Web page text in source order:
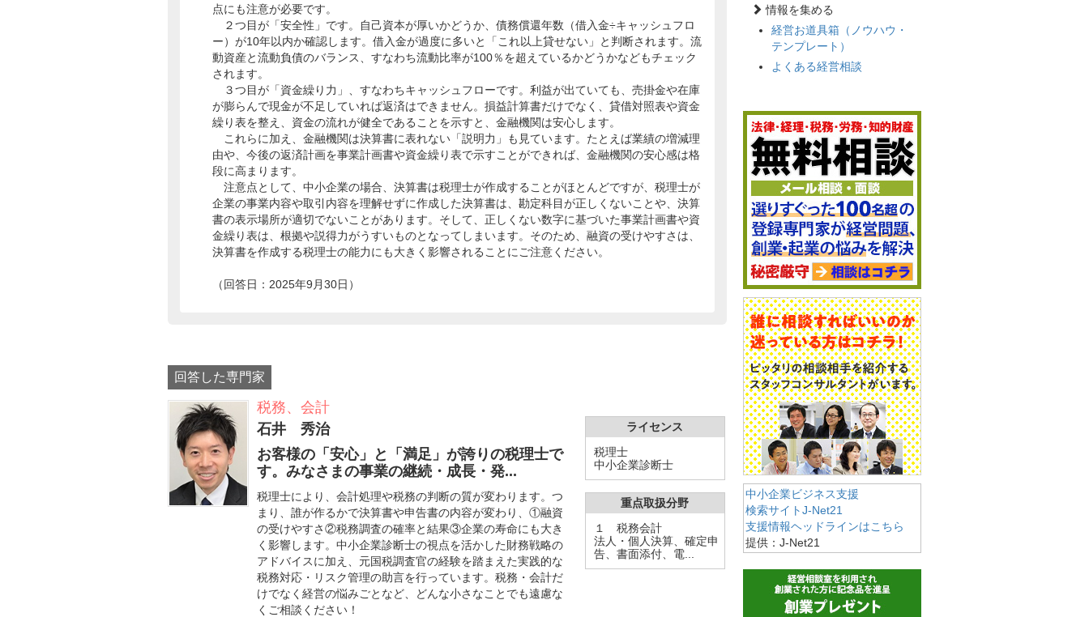
点にも注意が必要です。
２つ目が「安全性」です。自己資本が厚いかどうか、債務償還年数（借入金÷キャッシュフロ
ー）が10年以内か確認します。借入金が過度に多いと「これ以上貸せない」と判断されます。流
動資産と流動負債のバランス、すなわち流動比率が100％を超えているかどうかなどもチェック
されます。
３つ目が「資金繰り力」、すなわちキャッシュフローです。利益が出ていても、売掛金や在庫
が膨らんで現金が不足していれば返済はできません。損益計算書だけでなく、貸借対照表や資金
繰り表を整え、資金の流れが健全であることを示すと、金融機関は安心します。
これらに加え、金融機関は決算書に表れない「説明力」も見ています。たとえば業績の増減理
由や、今後の返済計画を事業計画書や資金繰り表で示すことができれば、金融機関の安心感は格
段に高まります。
注意点として、中小企業の場合、決算書は税理士が作成することがほとんどですが、税理士が
企業の事業内容や取引内容を理解せずに作成した決算書は、勘定科目が正しくないことや、決算
書の表示場所が適切でないことがあります。そして、正しくない数字に基づいた事業計画書や資
金繰り表は、根拠や説得力がうすいものとなってしまいます。そのため、融資の受けやすさは、
決算書を作成する税理士の能力にも大きく影響されることにご注意ください。
（回答日：2025年9月30日）
回答した専門家
税務、会計
石井 秀治
お客様の「安心」と「満足」が誇りの税理士で
す。みなさまの事業の継続・成長・発...
税理士により、会計処理や税務の判断の質が変わります。つ
まり、誰が作るかで決算書や申告書の内容が変わり、①融資
の受けやすさ②税務調査の確率と結果③企業の寿命にも大き
く影響します。中小企業診断士の視点を活かした財務戦略の
アドバイスに加え、元国税調査官の経験を踏まえた実践的な
税務対応・リスク管理の助言を行っています。税務・会計だ
けでなく経営の悩みごとなど、どんな小さなことでも遠慮な
くご相談ください！
ライセンス
税理士
中小企業診断士
重点取扱分野
１ 税務会計
法人・個人決算、確定申
告、書面添付、電...
情報を集める
経営お道具箱（ノウハウ・
テンプレート）
よくある経営相談
中小企業ビジネス支援
検索サイトJ-Net21
支援情報ヘッドラインはこちら
提供：J-Net21